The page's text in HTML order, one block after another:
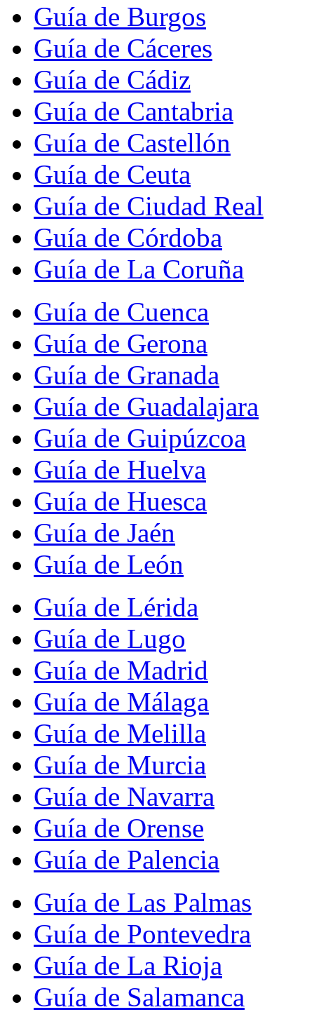
Guía de Burgos
Guía de Cáceres
Guía de Cádiz
Guía de Cantabria
Guía de Castellón
Guía de Ceuta
Guía de Ciudad Real
Guía de Córdoba
Guía de La Coruña
Guía de Cuenca
Guía de Gerona
Guía de Granada
Guía de Guadalajara
Guía de Guipúzcoa
Guía de Huelva
Guía de Huesca
Guía de Jaén
Guía de León
Guía de Lérida
Guía de Lugo
Guía de Madrid
Guía de Málaga
Guía de Melilla
Guía de Murcia
Guía de Navarra
Guía de Orense
Guía de Palencia
Guía de Las Palmas
Guía de Pontevedra
Guía de La Rioja
Guía de Salamanca